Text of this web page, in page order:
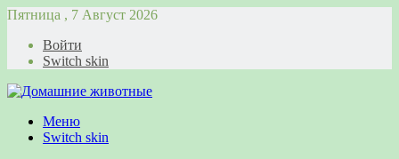
Пятница , 7 Август 2026
Войти
Switch skin
Меню
Switch skin